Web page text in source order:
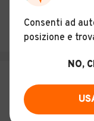
Consenti ad
posizione e
NO,